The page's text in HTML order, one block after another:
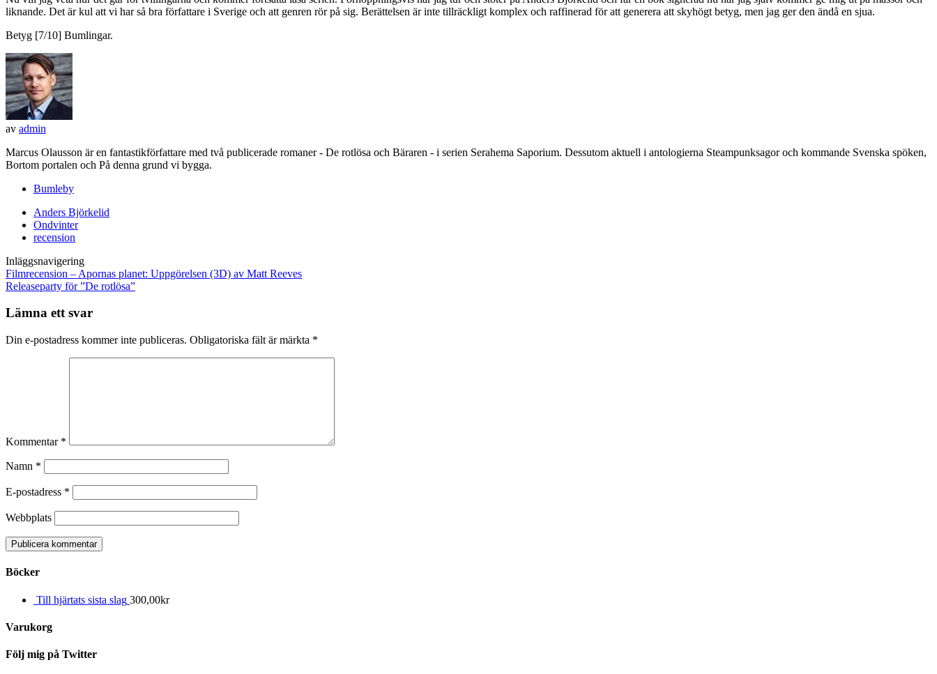
liknande. Det är kul att vi har så bra författare i Sverige och att genren rör på sig. Berättelsen är inte tillräckligt komplex och raffinerad för att generera att skyhögt betyg, men jag ger den ändå en sjua.
Betyg [7/10] Bumlingar.
av admin
Marcus Olausson är en fantastikförfattare med två publicerade romaner - De rotlösa och Bäraren - i serien Serahema Saporium. Dessutom aktuell i antologierna Steampunksagor och kommande Svenska spöken,
Bortom portalen och På denna grund vi bygga.
Bumleby
Anders Björkelid
Ondvinter
recension
Inläggsnavigering
Filmrecension – Apornas planet: Uppgörelsen (3D) av Matt Reeves
Releaseparty för ”De rotlösa”
Lämna ett svar
Din e-postadress kommer inte publiceras. Obligatoriska fält är märkta *
Kommentar *
Namn *
E-postadress *
Webbplats
Böcker
Till hjärtats sista slag 300,00kr
Varukorg
Följ mig på Twitter